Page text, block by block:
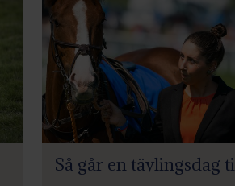
Så går en tävlingsdag